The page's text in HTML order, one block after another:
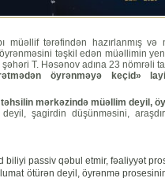
müəllif tərəfindən hazırlanmış və
təşkil edən müəllimin
T. Həsənov adına 23 nömrəli
öyrənməyə keçid»
təhsilin mərkəzində müəllim deyil,
şagirdin düşünməsini,
biliyi passiv qəbul etmir, fəaliyyət
ötürən deyil, öyrənmə